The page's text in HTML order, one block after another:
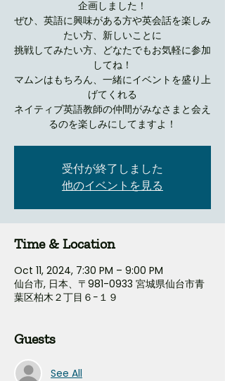
企画しました！
ぜひ、英語に興味がある方や英会話を楽しみ
たい方、新しいことに
挑戦してみたい方、どなたでもお気軽に参加
してね！
マムンはもちろん、一緒にイベントを盛り上
げてくれる
ネイティブ英語教師の仲間がみなさまと会え
るのを楽しみにしてますよ！
受付が終了しました
他のイベントを見る
Time & Location
Oct 11, 2024, 7:30 PM – 9:00 PM
仙台市, 日本、〒981-0933 宮城県仙台市青
葉区柏木２丁目６−１９
Guests
See All